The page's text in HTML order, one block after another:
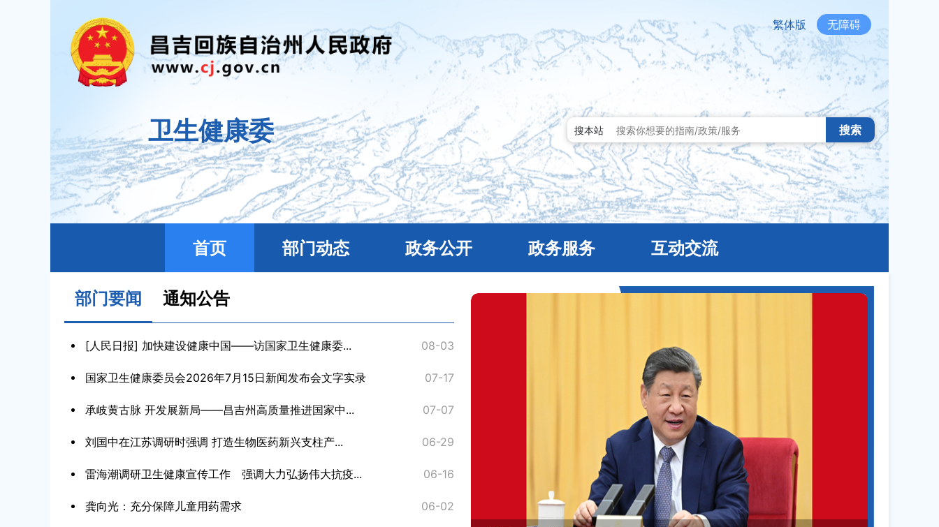
繁体版 无障碍
卫生健康委 搜本站 搜索
首页 部门动态 政务公开 政务服务 互动交流
部门要闻 通知公告
[人民日报] 加快建设健康中国——访国家卫生健康委... 08-03
国家卫生健康委员会2026年7月15日新闻发布会文字实录 07-17
承岐黄古脉 开发展新局——昌吉州高质量推进国家中... 07-07
刘国中在江苏调研时强调 打造生物医药新兴支柱产... 06-29
雷海潮调研卫生健康宣传工作 强调大力弘扬伟大抗疫... 06-16
龚向光：充分保障儿童用药需求 06-02
关于延长2022—2024年出生婴幼儿首次育儿补贴申请截...
关于公开征求《昌吉州落实医疗卫生强基工程推进基层...
昌吉州卫生健康委员会涉企行政检查事项清单
昌吉孙琦医疗美容整形诊所注销公告
关于开展基层医疗卫生机构医疗质量改善三年行动（20...
关于开展2026年国家医疗队巡回医疗工作的通知